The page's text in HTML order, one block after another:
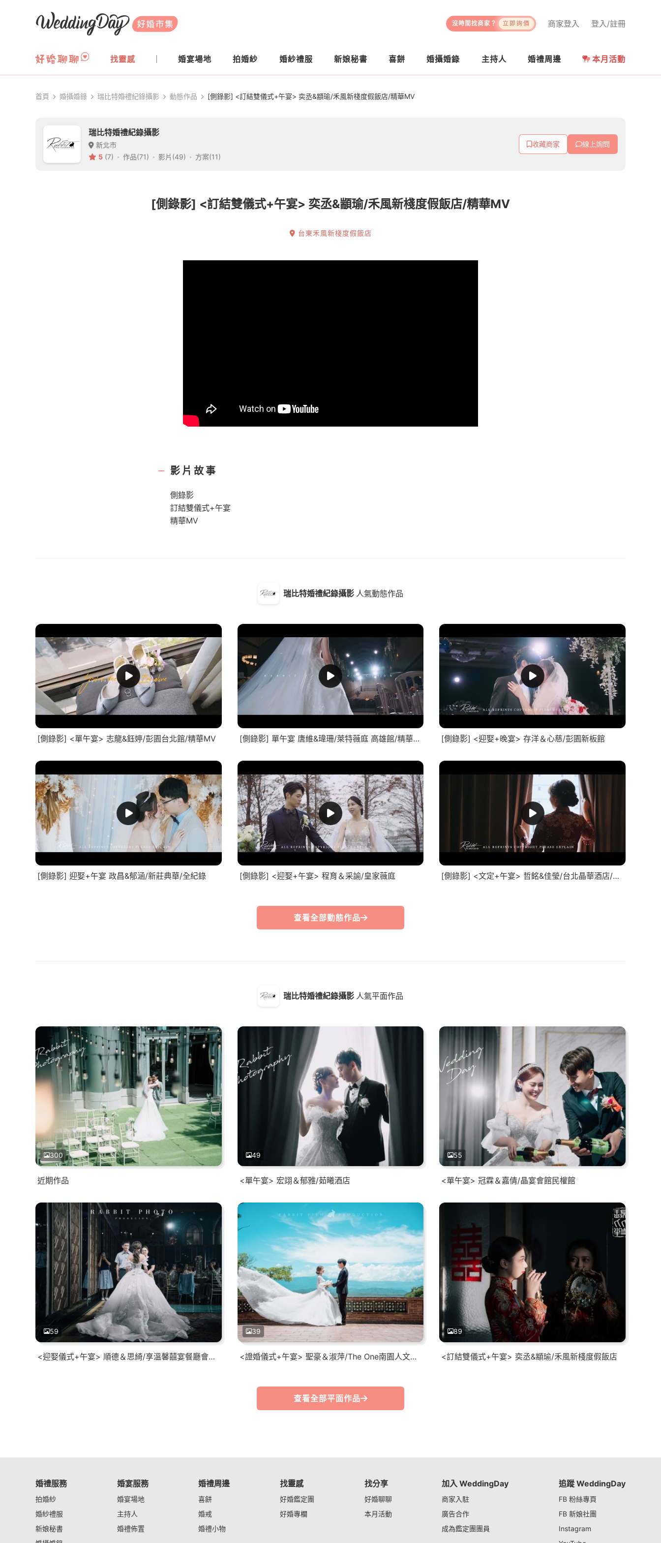
WeddingDay 好婚市集
登入/註冊
商家登入
沒時間找商家？ 立即詢價
找靈感 婚宴場地 拍婚紗 婚紗禮服 新娘秘書 喜餅 婚攝婚錄 主持人 婚禮周邊 本月活動
首頁 婚攝婚錄 瑞比特婚禮紀錄攝影 動態作品 [側錄影] <訂結雙儀式+午宴> 奕丞&顓瑜/禾風新棧度假飯店/精華MV
瑞比特婚禮紀錄攝影
新北市
5 (7) 作品(71) 影片(49) 方案(11)
收藏商家 線上詢問
[側錄影] <訂結雙儀式+午宴> 奕丞&顓瑜/禾風新棧度假飯店/精華MV
台東禾風新棧度假飯店
影片故事
側錄影
訂結雙儀式+午宴
精華MV
瑞比特婚禮紀錄攝影 人氣平面作品
300
近期作品
49
<單午宴> 宏翊＆郁雅/茹曦酒店
55
<單午宴> 冠霖＆嘉倩/晶宴會館民權館
59
<迎娶儀式+午宴> 順德＆思綺/享溫馨囍宴餐廳會館(岡山館)
39
<證婚儀式+午宴> 聖豪＆淑萍/The One南園人文客棧
89
<訂結雙儀式+午宴> 奕丞&顓瑜/禾風新棧度假飯店
查看全部平面作品
瑞比特婚禮紀錄攝影 人氣動態作品
[側錄影] <單午宴> 志龍&鈺婷/彭園台北館/精華MV [側錄影] 單午宴 唐維&瑋珊/萊特薇庭 高雄館/精華MV [側錄影] <迎娶+晚宴> 存洋＆心慈/彭園新板館
[側錄影] 迎娶+午宴 政昌&郁涵/新莊典華/全紀錄 [側錄影] <迎娶+午宴> 程育＆采諭/皇家薇庭 [側錄影] <文定+午宴> 哲銘&佳瑩/台北晶華酒店/精華MV
查看全部動態作品
婚禮服務
拍婚紗
婚紗禮服
新娘秘書
婚宴服務
婚宴場地
主持人
婚禮佈置
婚禮周邊
喜餅
婚戒
婚禮小物
找靈感
好婚鑑定團
好婚專欄
找分享
好婚聊聊
本月活動
加入 WeddingDay
商家入駐
廣告合作
成為鑑定團團員
追蹤 WeddingDay
FB 粉絲專頁
FB 新娘社團
Instagram